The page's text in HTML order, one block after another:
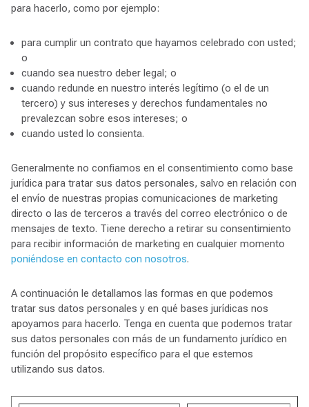
para hacerlo, como por ejemplo:
para cumplir un contrato que hayamos celebrado con usted;
o
cuando sea nuestro deber legal; o
cuando redunde en nuestro interés legítimo (o el de un
tercero) y sus intereses y derechos fundamentales no
prevalezcan sobre esos intereses; o
cuando usted lo consienta.
Generalmente no confiamos en el consentimiento como base
jurídica para tratar sus datos personales, salvo en relación con
el envío de nuestras propias comunicaciones de marketing
directo o las de terceros a través del correo electrónico o de
mensajes de texto. Tiene derecho a retirar su consentimiento
para recibir información de marketing en cualquier momento
poniéndose en contacto con nosotros.
A continuación le detallamos las formas en que podemos
tratar sus datos personales y en qué bases jurídicas nos
apoyamos para hacerlo. Tenga en cuenta que podemos tratar
sus datos personales con más de un fundamento jurídico en
función del propósito específico para el que estemos
utilizando sus datos.